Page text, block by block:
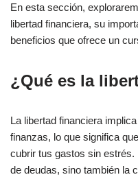
En esta sección,
libertad financiera, su
beneficios que ofrece un
¿Qué es la
La libertad financiera
finanzas, lo que significa
cubrir tus gastos sin
de deudas, sino también la